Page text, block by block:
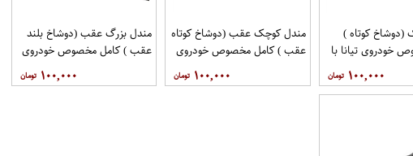
کوتاه )
خودروی تیانا با
کد فنی 551A0JN00Aبرند
فروشگاه مگاموتور
۱۰۰,۰۰۰
مندل کوچک عقب (دوشاخ کوتاه
عقب ) کامل مخصوص خودروی
JN01Aبرند EEP فروشگاه
۱۰۰,۰۰۰
مندل بزرگ عقب (دوشاخ بلند
عقب ) کامل مخصوص خودروی
JN00Aبرند EEP فروشگاه
۱۰۰,۰۰۰